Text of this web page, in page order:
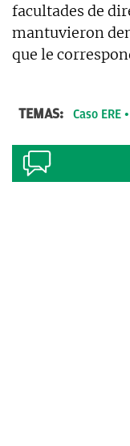
facultades de
mantuvieron
que le
TEMAS: Caso ERE